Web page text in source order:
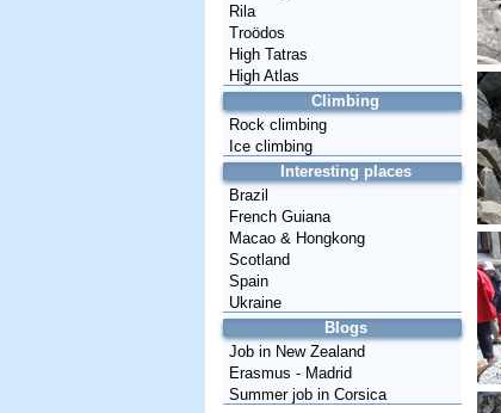
Rila
Troödos
High Tatras
High Atlas
Climbing
Rock climbing
Ice climbing
Interesting places
Brazil
French Guiana
Macao & Hongkong
Scotland
Spain
Ukraine
Blogs
Job in New Zealand
Erasmus - Madrid
Summer job in Corsica